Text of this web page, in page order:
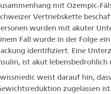
mit Ozempic-
Vertriebskette
wurden mit akuter
Fall wurde in der Folge
identifiziert. Eine
ist akut
weist darauf hin,
zugelassen